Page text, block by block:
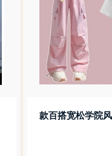
款百搭宽松学院